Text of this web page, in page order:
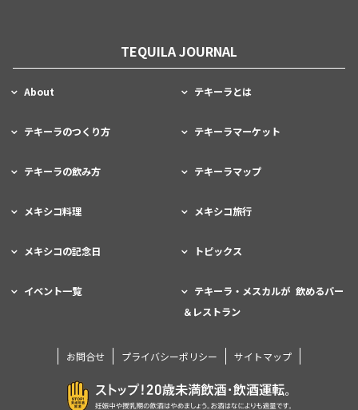
TEQUILA JOURNAL
About テキーラとは
テキーラのつくり方 テキーラマーケット
テキーラの飲み方 テキーラマップ
メキシコ料理 メキシコ旅行
メキシコの記念日 トピックス
イベント一覧
テキーラ・メスカルが 飲めるバー
＆レストラン
お問合せ プライバシーポリシー サイトマップ